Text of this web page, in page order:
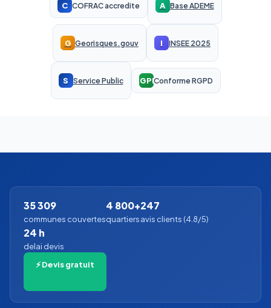
C COFRAC accredite A Base ADEME
G Georisques.gouv I INSEE 2025
S Service Public RGPDConforme RGPD
35 309
communes couvertes
4 800+
quartiers
247
avis clients (4.8/5)
24 h
delai devis
⚡ Devis gratuit